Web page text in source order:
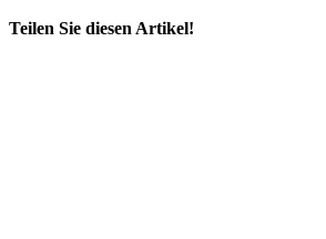
Teilen Sie diesen Artikel!